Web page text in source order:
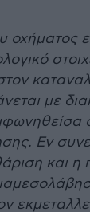
οχήματος
με
Εν
και